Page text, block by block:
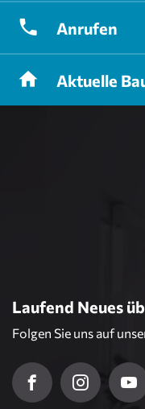
Anrufen
Aktuelle
Laufend Neues
Folgen Sie uns auf